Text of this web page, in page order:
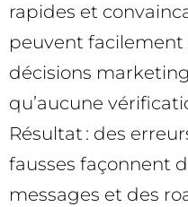
rapides et
peuvent
décisions
qu’aucune
Résultat : des
fausses façonnent
messages et des